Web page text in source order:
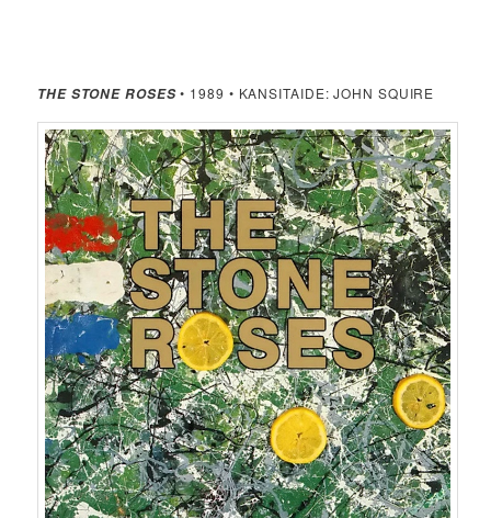
THE STONE ROSES• 1989 • KANSITAIDE: JOHN SQUIRE